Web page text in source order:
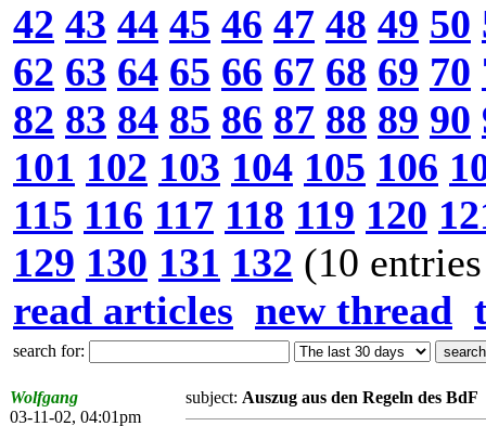
42 43 44 45 46 47 48 49 50
62 63 64 65 66 67 68 69 70
82 83 84 85 86 87 88 89 90
101 102 103 104 105 106
115 116 117 118 119 120
129 130 131 132 (10
read articles new thread
search for:
Wolfgang
03-11-02, 04:01pm
subject: Auszug aus den Regeln des BdF